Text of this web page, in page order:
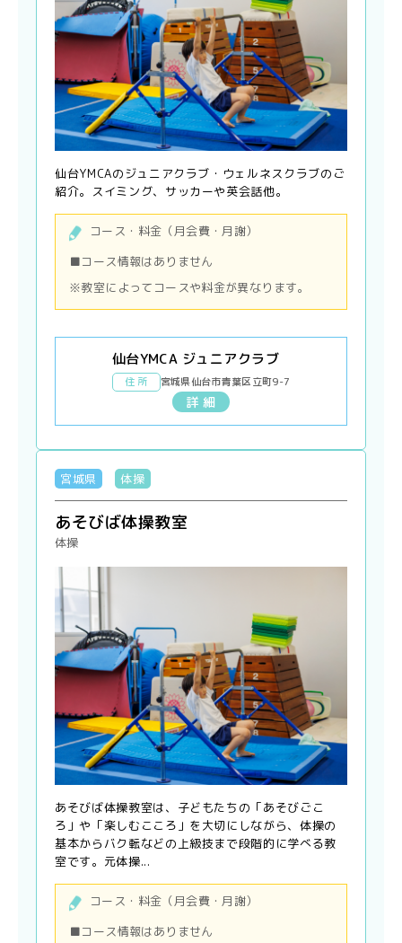
仙台YMCAのジュニアクラブ・ウェルネスクラブのご
紹介。スイミング、サッカーや英会話他。
コース・料金（月会費・月謝）
■コース情報はありません
※教室によってコースや料金が異なります。
仙台YMCA ジュニアクラブ
住 所 宮城県仙台市青葉区立町9-7
詳 細
宮城県 体操
あそびば体操教室
体操
あそびば体操教室は、子どもたちの「あそびごこ
ろ」や「楽しむこころ」を大切にしながら、体操の
基本からバク転などの上級技まで段階的に学べる教
室です。元体操...
コース・料金（月会費・月謝）
■コース情報はありません